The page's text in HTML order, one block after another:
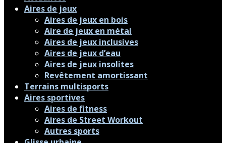
Aires de jeux
Aires de jeux en bois
Aire de jeux en métal
Aires de jeux inclusives
Aires de jeux d’eau
Aires de jeux insolites
Revêtement amortissant
Terrains multisports
Aires sportives
Aires de fitness
Aires de Street Workout
Autres sports